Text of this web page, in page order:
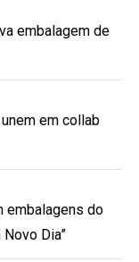
embalagem de
em collab
embalagens do
Dia”